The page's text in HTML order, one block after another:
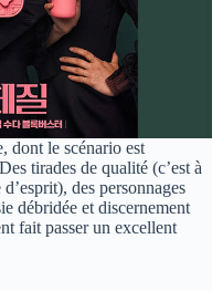
dont le scénario est
tirades de qualité (c’est à
des personnages
débridée et discernement
fait passer un excellent